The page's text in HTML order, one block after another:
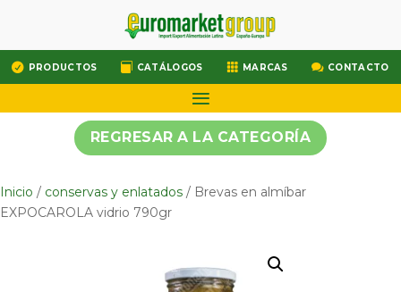
 PRODUCTOS  CATÁLOGOS  MARCAS  CONTACTO
REGRESAR A LA CATEGORÍA
Inicio / conservas y enlatados / Brevas en almíbar
EXPOCAROLA vidrio 790gr